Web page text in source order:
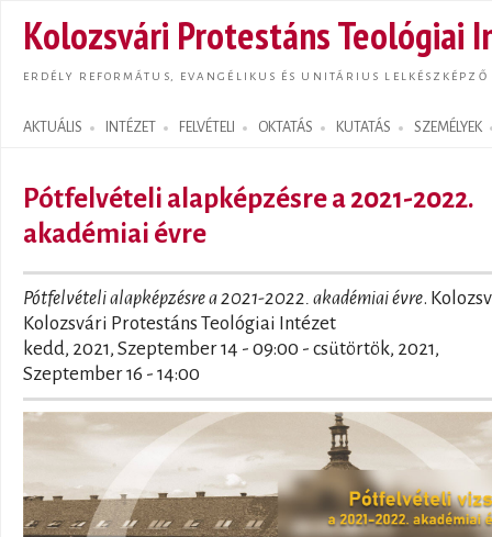
Kolozsvári Protestáns Teológiai
ERDÉLY REFORMÁTUS, EVANGÉLIKUS ÉS UNITÁRIUS LELKÉSZKÉPZŐ
AKTUÁLIS INTÉZET FELVÉTELI OKTATÁS KUTATÁS SZEMÉLYEK
Search form
Pótfelvételi alapképzésre a 2021-2022.
akadémiai évre
Pótfelvételi alapképzésre a 2021-2022. akadémiai évre.
Kolozsvári Protestáns Teológiai Intézet
kedd, 2021, Szeptember 14 - 09:00 - csütörtök, 2021,
Szeptember 16 - 14:00